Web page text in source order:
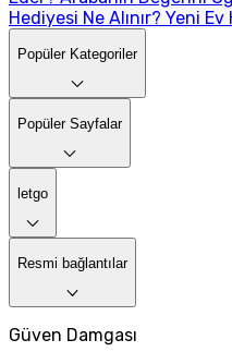
Hediyesi Ne Alınır? Yeni
Popüler Kategoriler
Popüler Sayfalar
letgo
Resmi bağlantılar
Güven Damgası